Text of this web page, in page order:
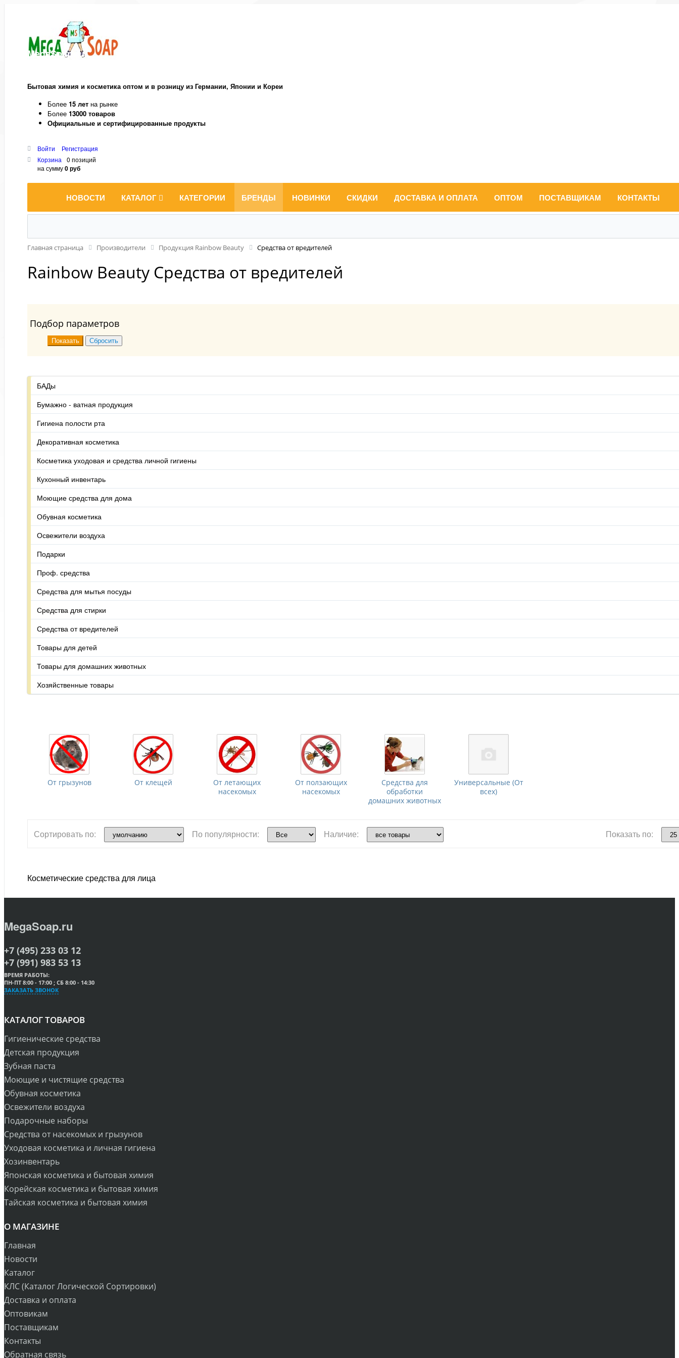
MegaSoap.ru
Бытовая химия и косметика оптом и в розницу из Германии, Японии и Кореи
Более 15 лет на рынке
Более 13000 товаров
Официальные и сертифицированные продукты
Войти
Регистрация
Корзина
0 позиций
на сумму0 руб
НОВОСТИ КАТАЛОГ КАТЕГОРИИ БРЕНДЫ НОВИНКИ СКИДКИ ДОСТАВКА И ОПЛАТА ОПТОМ ПОСТАВЩИКАМ КОНТАКТЫ
Главная страница Производители Продукция Rainbow Beauty Средства от вредителей
Rainbow Beauty Средства от вредителей
Подбор параметров
БАДы
Бумажно - ватная продукция
Гигиена полости рта
Декоративная косметика
Косметика уходовая и средства личной гигиены
Кухонный инвентарь
Моющие средства для дома
Обувная косметика
Освежители воздуха
Подарки
Проф. средства
Средства для мытья посуды
Средства для стирки
Средства от вредителей
Товары для детей
Товары для домашних животных
Хозяйственные товары
От грызунов От клещей
От летающих
насекомых
От ползающих
насекомых
Средства для
обработки
домашних животных
Универсальные (От
всех)
Сортировать по: По популярности: Наличие: Показать по:
Косметические средства для лица
MegaSoap.ru
+7 (495) 233 03 12
+7 (991) 983 53 13
ВРЕМЯ РАБОТЫ:
ПН-ПТ 8:00 - 17:00 ; СБ 8:00 - 14:30
ЗАКАЗАТЬ ЗВОНОК
КАТАЛОГ ТОВАРОВ
Гигиенические средства
Детская продукция
Зубная паста
Моющие и чистящие средства
Обувная косметика
Освежители воздуха
Подарочные наборы
Средства от насекомых и грызунов
Уходовая косметика и личная гигиена
Хозинвентарь
Японская косметика и бытовая химия
Корейская косметика и бытовая химия
Тайская косметика и бытовая химия
О МАГАЗИНЕ
Главная
Новости
Каталог
КЛС (Каталог Логической Сортировки)
Доставка и оплата
Оптовикам
Поставщикам
Контакты
Обратная связь